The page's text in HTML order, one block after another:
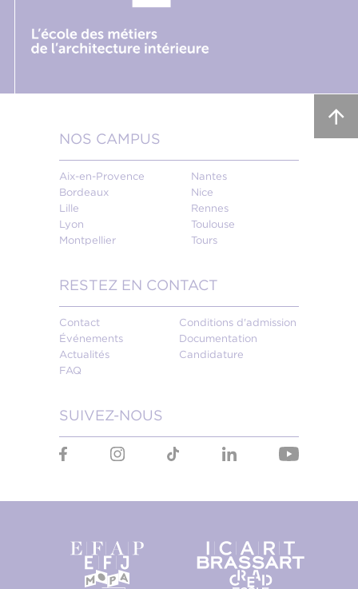
NOS CAMPUS
Aix-en-Provence
Bordeaux
Lille
Lyon
Montpellier
Nantes
Nice
Rennes
Toulouse
Tours
RESTEZ EN CONTACT
Contact
Événements
Actualités
FAQ
Conditions d'admission
Documentation
Candidature
SUIVEZ-NOUS